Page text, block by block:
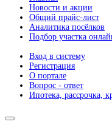
Новости и акции
Общий прайс-лист
Аналитика посёлков
Подбор участка
Вход в систему
Регистрация
О портале
Вопрос - ответ
Ипотека, рассрочка,